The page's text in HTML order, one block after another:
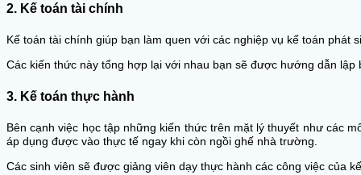
2. Kế toán tài chính
Kế toán tài chính giúp bạn làm quen với các nghiệp vụ kế toán
Các kiến thức này tổng hợp lại với nhau bạn sẽ được hướng dẫn
3. Kế toán thực hành
Bên cạnh việc học tập những kiến thức trên mặt lý thuyết như các
áp dụng được vào thực tế ngay khi còn ngồi ghế nhà trường.
Các sinh viên sẽ được giảng viên dạy thực hành các công việc của